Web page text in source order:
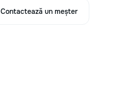
Contactează un meșter